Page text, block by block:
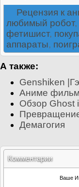
Рецензия к
любимый робот,
фетишист,
аппараты,
А также:
Genshiken
Аниме
Обзор Ghost
Демагогия
Комментарии
Ваше